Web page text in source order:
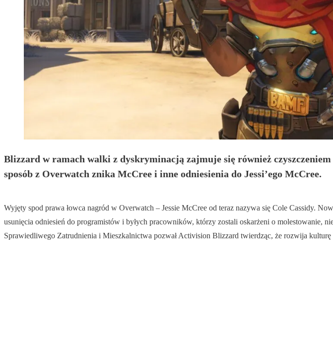
Blizzard w ramach walki z dyskryminacją zajmuje się również
sposób z Overwatch znika McCree i inne odniesienia do Jessi’ego McCree.
Wyjęty spod prawa łowca nagród w Overwatch – Jessie McCree od teraz nazywa się Cole Cassidy.
usunięcia odniesień do programistów i byłych pracowników, którzy zostali oskarżeni o
Sprawiedliwego Zatrudnienia i Mieszkalnictwa pozwał Activision Blizzard twierdząc, że rozwija